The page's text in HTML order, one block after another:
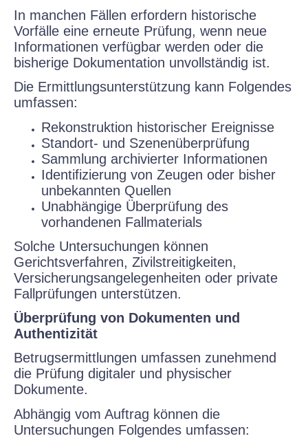
In manchen Fällen erfordern historische
Vorfälle eine erneute Prüfung, wenn neue
Informationen verfügbar werden oder die
bisherige Dokumentation unvollständig ist.
Die Ermittlungsunterstützung kann Folgendes
umfassen:
Rekonstruktion historischer Ereignisse
Standort- und Szenenüberprüfung
Sammlung archivierter Informationen
Identifizierung von Zeugen oder bisher
unbekannten Quellen
Unabhängige Überprüfung des
vorhandenen Fallmaterials
Solche Untersuchungen können
Gerichtsverfahren, Zivilstreitigkeiten,
Versicherungsangelegenheiten oder private
Fallprüfungen unterstützen.
Überprüfung von Dokumenten und
Authentizität
Betrugsermittlungen umfassen zunehmend
die Prüfung digitaler und physischer
Dokumente.
Abhängig vom Auftrag können die
Untersuchungen Folgendes umfassen: